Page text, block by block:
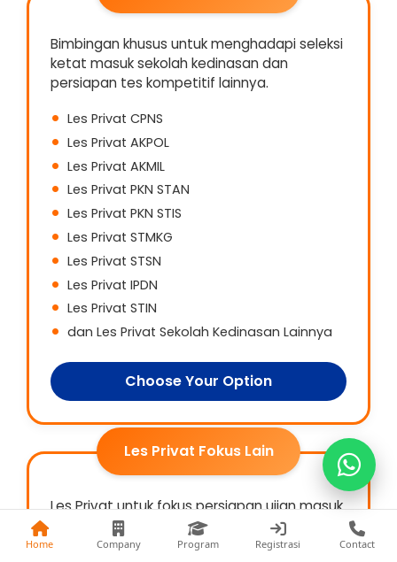
Home Company Program Registrasi Contact
Bimbingan khusus untuk menghadapi seleksi
ketat masuk sekolah kedinasan dan
persiapan tes kompetitif lainnya.
Les Privat CPNS
Les Privat AKPOL
Les Privat AKMIL
Les Privat PKN STAN
Les Privat PKN STIS
Les Privat STMKG
Les Privat STSN
Les Privat IPDN
Les Privat STIN
dan Les Privat Sekolah Kedinasan Lainnya
Choose Your Option
Les Privat Fokus Lain
Les Privat untuk fokus persiapan ujian masuk
sekolah favorit, TKA, ujian beasiswa,
olimpiade, psikotes masuk kerja, dan
Kak Nia
Kak Fani
0857-7402-3474